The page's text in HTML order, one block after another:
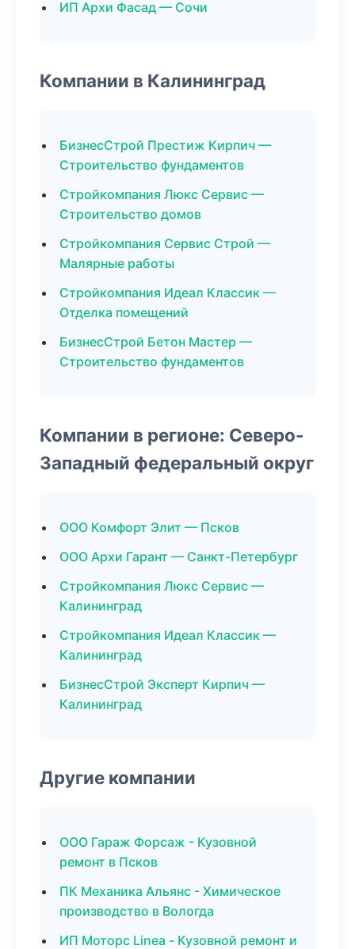
ИП Архи Фасад — Сочи
Компании в Калининград
БизнесСтрой Престиж Кирпич —
Строительство фундаментов
Стройкомпания Люкс Сервис —
Строительство домов
Стройкомпания Сервис Строй —
Малярные работы
Стройкомпания Идеал Классик —
Отделка помещений
БизнесСтрой Бетон Мастер —
Строительство фундаментов
Компании в регионе: Северо-
Западный федеральный округ
ООО Комфорт Элит — Псков
ООО Архи Гарант — Санкт-Петербург
Стройкомпания Люкс Сервис —
Калининград
Стройкомпания Идеал Классик —
Калининград
БизнесСтрой Эксперт Кирпич —
Калининград
Другие компании
ООО Гараж Форсаж - Кузовной
ремонт в Псков
ПК Механика Альянс - Химическое
производство в Вологда
ИП Моторс Linea - Кузовной ремонт и